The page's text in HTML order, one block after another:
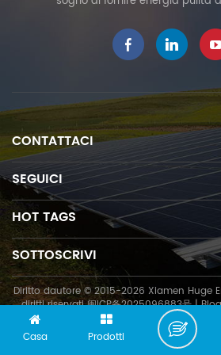
un'ampia varietà di zone
climatiche. Supporto solare
per tetto trapezoidale in
metallo Sono offerti diversi
diverse nervature
trapezoidali. È disponibile
anche la personalizzazione.
Funzionalità _ Integrazione
in gomma EPDM
impermeabile Installazione
economica e veloce
Personalizzabile Morsetto
trapezoidale p HE-24-JC
Rotaia 11-R02 Kit giunzione
rotaia HE-15-R6 Kit morsetto
medio HE-17-IC19XX Kit
morsetto terminale HE-18-
EC35XX Clip di messa a
terra 26-R12 Capocorda di
CONTATTACI
SEGUICI
HOT TAGS
SOTTOSCRIVI
Diritto dautore © 2015-2026 Xiamen Huge
diritti riservati闽ICP备2025096883号|Blog
Casa Prodotti